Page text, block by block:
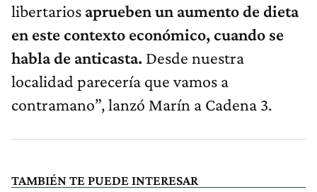
libertarios aprueben un aumento de dieta
en este contexto económico, cuando se
habla de anticasta. Desde nuestra
localidad parecería que vamos a
contramano”, lanzó Marín a Cadena 3.
TAMBIÉN TE PUEDE INTERESAR